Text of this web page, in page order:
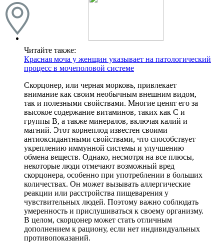
Читайте также:
Красная моча у женщин указывает на патологический
процесс в мочеполовой системе
Скорцонер, или черная морковь, привлекает
внимание как своим необычным внешним видом,
так и полезными свойствами. Многие ценят его за
высокое содержание витаминов, таких как C и
группы B, а также минералов, включая калий и
магний. Этот корнеплод известен своими
антиоксидантными свойствами, что способствует
укреплению иммунной системы и улучшению
обмена веществ. Однако, несмотря на все плюсы,
некоторые люди отмечают возможный вред
скорцонера, особенно при употреблении в больших
количествах. Он может вызывать аллергические
реакции или расстройства пищеварения у
чувствительных людей. Поэтому важно соблюдать
умеренность и прислушиваться к своему организму.
В целом, скорцонер может стать отличным
дополнением к рациону, если нет индивидуальных
противопоказаний.